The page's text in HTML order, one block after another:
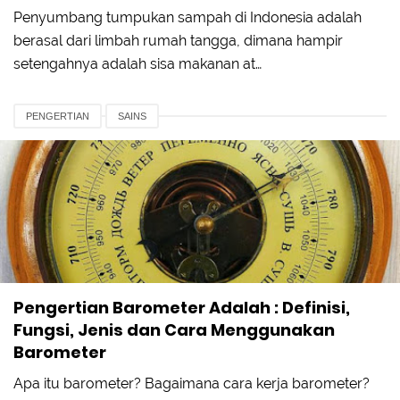
Penyumbang tumpukan sampah di Indonesia adalah
berasal dari limbah rumah tangga, dimana hampir
setengahnya adalah sisa makanan at…
PENGERTIAN SAINS
Pengertian Barometer Adalah : Definisi,
Fungsi, Jenis dan Cara Menggunakan
Barometer
Apa itu barometer? Bagaimana cara kerja barometer?